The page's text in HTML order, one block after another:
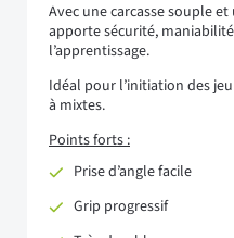
Avec une carcasse souple
apporte sécurité,
l’apprentissage.
Idéal pour l’initiation des
à mixtes.
Points forts :
Prise d’angle facile
Grip progressif